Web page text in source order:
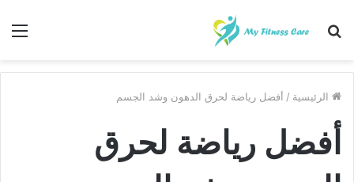
بحث
الرئيسية / أفضل رياضة لحرق الدهون وشد الجسم
أفضل رياضة لحرق